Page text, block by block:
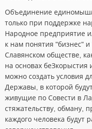
Объединение
только при поддержке
Народное предприятие
к нам понятия "бизнес"
Славянском обществе,
на основах
можно создать условия
Державы, в которой
живущие по Совести в
стяжательству, обману,
каждого человека будут